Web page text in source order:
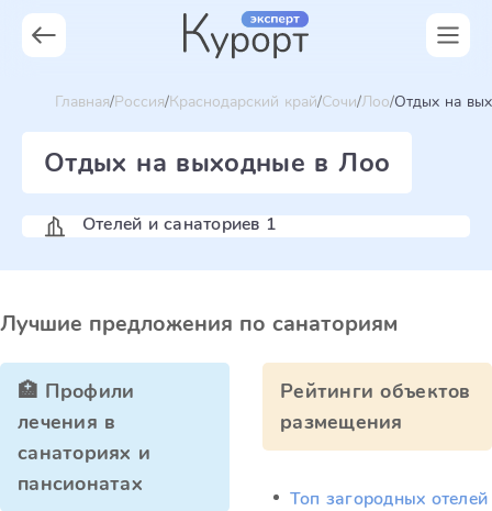
Главная Россия Краснодарский край Сочи Лоо Отдых на
Отдых на выходные в Лоо
Отелей и санаториев 1
Лучшие предложения по санаториям
🏥 Профили
лечения в
санаториях и
пансионатах
Рейтинги объектов
размещения
Топ загородных отелей